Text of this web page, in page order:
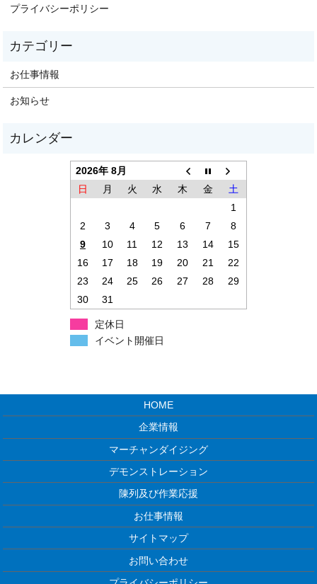
プライバシーポリシー
お仕事情報
お知らせ
2026年 8月
日
月 火 水 木 金
土
1
2
3 4 5 6 7
8
9
10 11 12 13 14
15
16
17 18 19 20 21
22
23
24 25 26 27 28
29
30
31
定休日
イベント開催日
HOME
企業情報
マーチャンダイジング
デモンストレーション
陳列及び作業応援
お仕事情報
サイトマップ
お問い合わせ